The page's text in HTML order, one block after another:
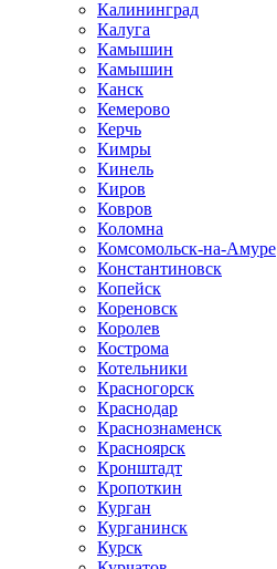
Калининград
Калуга
Камышин
Камышин
Канск
Кемерово
Керчь
Кимры
Кинель
Киров
Ковров
Коломна
Комсомольск-на-Амуре
Константиновск
Копейск
Кореновск
Королев
Кострома
Котельники
Красногорск
Краснодар
Краснознаменск
Красноярск
Кронштадт
Кропоткин
Курган
Курганинск
Курск